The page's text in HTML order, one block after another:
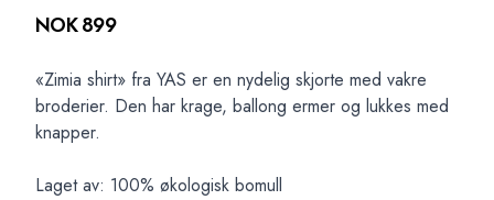
Produktdetaljer
NOK 899
Description
«Zimia shirt» fra YAS er en nydelig skjorte med vakre
broderier. Den har krage, ballong ermer og lukkes med
knapper.
Laget av: 100% økologisk bomull